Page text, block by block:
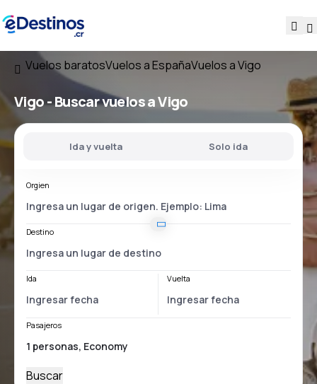
Vuelos baratosVuelos a EspañaVuelos a Vigo
Vigo - Buscar vuelos a Vigo
Ida y vuelta Solo ida
Orgien
Destino
Ida Vuelta
Pasajeros
Buscar